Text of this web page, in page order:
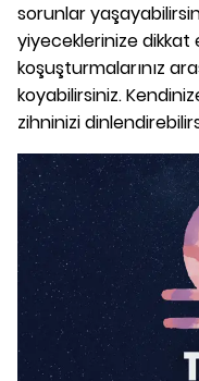
sorunlar
yiyeceklerinize dikkat
koşuşturmalarınız
koyabilirsiniz.
zihninizi